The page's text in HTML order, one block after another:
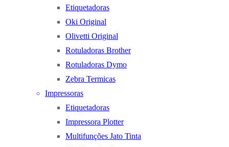
Etiquetadoras
Oki Original
Olivetti Original
Rotuladoras Brother
Rotuladoras Dymo
Zebra Termicas
Impressoras
Etiquetadoras
Impressora Plotter
Multifunções Jato Tinta